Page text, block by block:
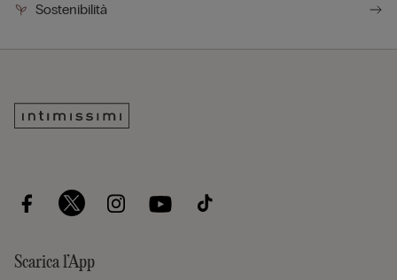
Sostenibilità
Scarica l’App